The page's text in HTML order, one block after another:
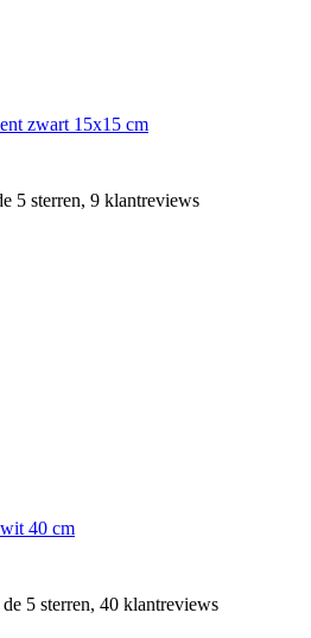
zwart 15x15 cm
5 sterren, 9 klantreviews
40 cm
5 sterren, 40 klantreviews